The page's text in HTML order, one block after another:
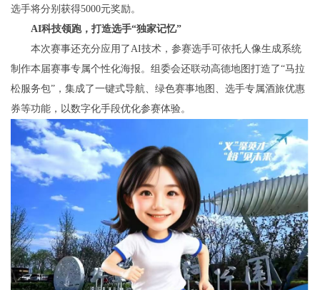
选手将分别获得5000元奖励。
AI科技领跑，打造选手“独家记忆”
本次赛事还充分应用了AI技术，参赛选手可依托人像生成系统
制作本届赛事专属个性化海报。组委会还联动高德地图打造了“马拉
松服务包”，集成了一键式导航、绿色赛事地图、选手专属酒旅优惠
券等功能，以数字化手段优化参赛体验。